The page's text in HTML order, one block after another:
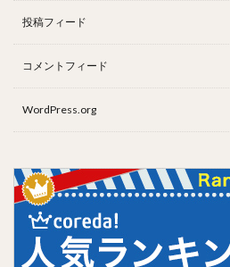
投稿フィード
コメントフィード
WordPress.org